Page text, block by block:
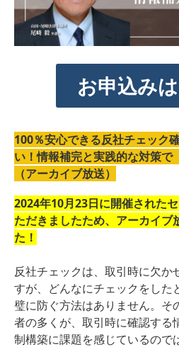
お申込み
100％安心できる反社チェック
い！情報補完と実践的な対策で
（アーカイブ放送）
2024年10月23日に開催された
ただきましたため、アーカイブ
た！
反社チェックは、取引時に欠か
すが、どんなにチェックをした
璧に防ぐ方法はありません。そ
者の多くが、取引時に確認する
制構築に課題を感じているので